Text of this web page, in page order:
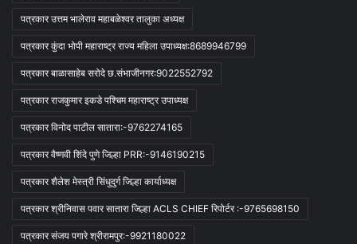
पत्रकार उत्तम भालेराव महाबळेश्वर तालुका अध्यक्ष
पत्रकार कुंदा भोपी महाराष्ट्र राज्य महिला उपाध्यक्ष:8689946799
पत्रकार बाळासाहेब सरोदे छ.संभाजीनगर:9022552792
पत्रकार राजकुमार इकडे पश्चिम महाराष्ट्र उपाध्यक्ष
पत्रकार विनोद पाटील सातारा:-9762274165
पत्रकार वैष्णवी शिंदे पुणे जिल्हा PRR:-9146190215
पत्रकार शैलेश मेस्त्री सिंधुदुर्ग जिल्हा कार्याध्यक्ष
पत्रकार श्रीनिवास पवार सातारा जिल्हा ACLS CHIEF रिपोर्टर :-9765698150
पत्रकार संजय पगारे श्रीरामपुर:-9921180022